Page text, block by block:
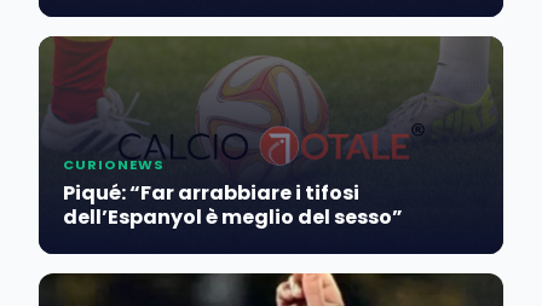
CURIONEWS
Piqué: “Far arrabbiare i tifosi
dell’Espanyol è meglio del sesso”